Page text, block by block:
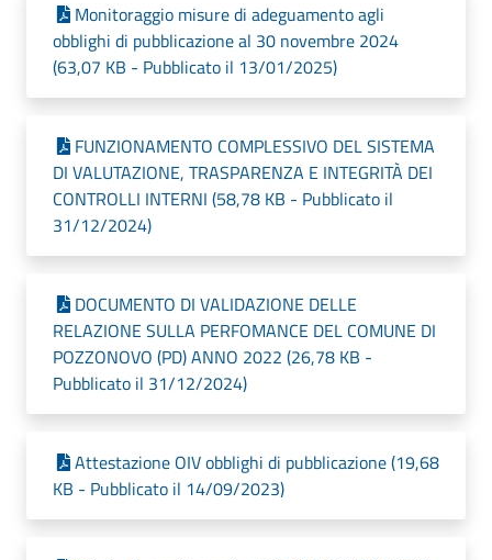
Monitoraggio misure di adeguamento agli
obblighi di pubblicazione al 30 novembre 2024
(63,07 KB - Pubblicato il 13/01/2025)
FUNZIONAMENTO COMPLESSIVO DEL SISTEMA
DI VALUTAZIONE, TRASPARENZA E INTEGRITÀ DEI
CONTROLLI INTERNI (58,78 KB - Pubblicato il
31/12/2024)
DOCUMENTO DI VALIDAZIONE DELLE
RELAZIONE SULLA PERFOMANCE DEL COMUNE DI
POZZONOVO (PD) ANNO 2022 (26,78 KB -
Pubblicato il 31/12/2024)
Attestazione OIV obblighi di pubblicazione (19,68
KB - Pubblicato il 14/09/2023)